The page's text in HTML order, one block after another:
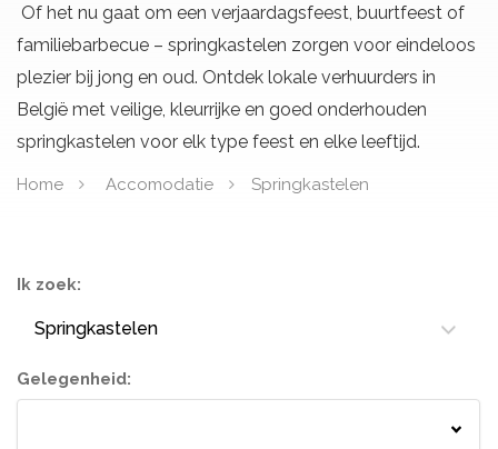
Of het nu gaat om een verjaardagsfeest, buurtfeest of
familiebarbecue – springkastelen zorgen voor eindeloos
plezier bij jong en oud. Ontdek lokale verhuurders in
België met veilige, kleurrijke en goed onderhouden
springkastelen voor elk type feest en elke leeftijd.
Home Accomodatie Springkastelen
Ik zoek:
Springkastelen
Gelegenheid: